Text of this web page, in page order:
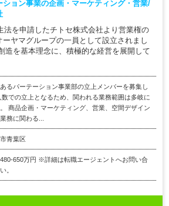
ョン事業の企画・マーケティング・営業/
法を申請したチトセ株式会社より営業権の
ヤマグループの一員として設立されまし
造を基本理念に、積極的な経営を展開して
るパーテーション事業部の立上メンバーを募集し
数での立上となるため、関われる業務範囲は多岐に
商品企画・マーケティング、営業、空間デザイン
務に関わる...
青葉区
650万円 ※詳細は転職エージェントへお問い合
。